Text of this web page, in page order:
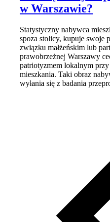
w Warszawie?
Statystyczny nabywca
spoza stolicy, kupuje swoje
związku małżeńskim lub
prawobrzeżnej Warszawy
patriotyzmem lokalnym
mieszkania. Taki obraz
wyłania się z badania